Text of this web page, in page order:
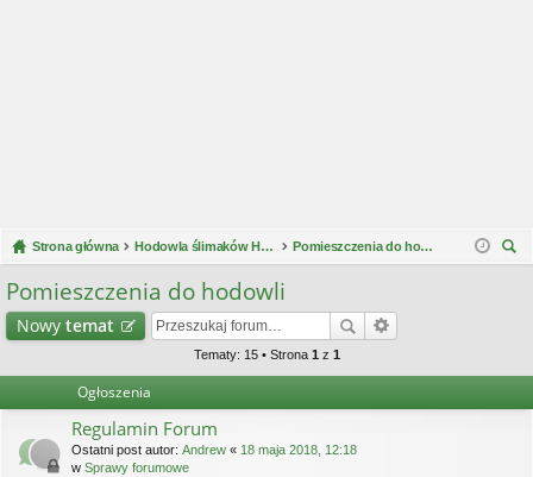
Strona główna Hodowla ślimaków Helix Aspersa Müller / Maxima
Pomieszczenia do hodowli
Pomieszczenia do hodowli
Nowy temat
Tematy: 15 • Strona 1 z 1
Ogłoszenia
Regulamin Forum
Ostatni post autor: Andrew « 18 maja 2018, 12:18
w Sprawy forumowe